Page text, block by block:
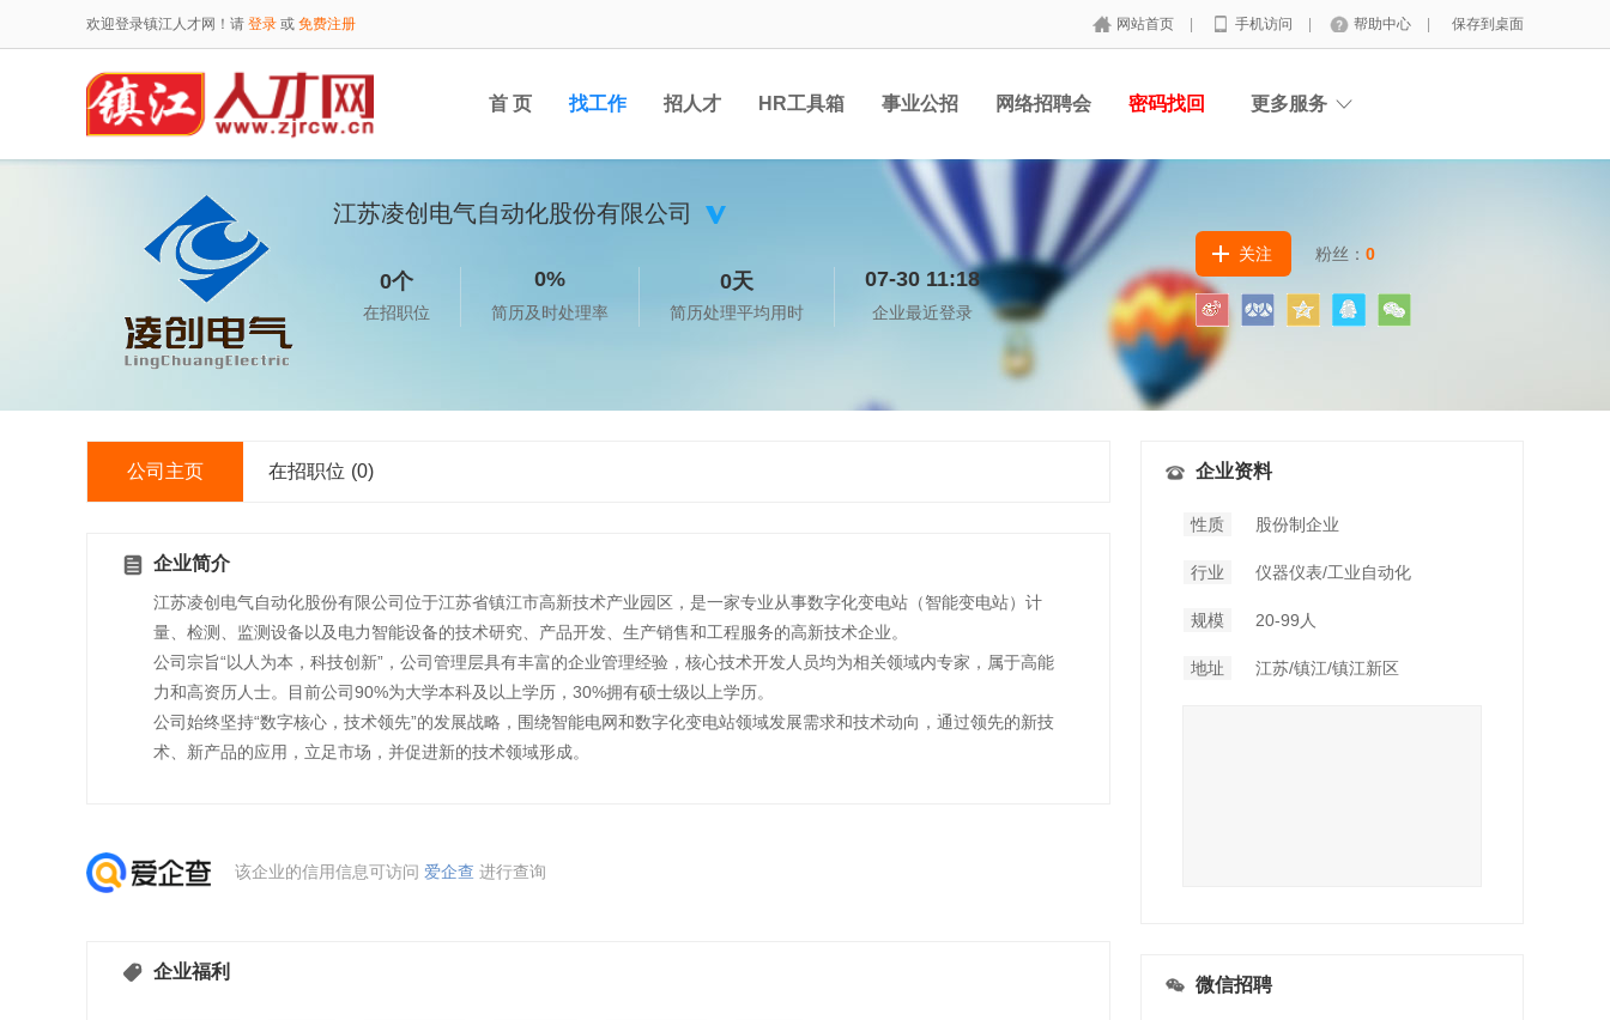
欢迎登录镇江人才网！请 登录 或 免费注册 网站首页 手机访问 帮助中心 保存到桌面
首 页 找工作 招人才 HR工具箱 事业公招 网络招聘会 密码找回 更多服务
江苏凌创电气自动化股份有限公司
0个
在招职位
0%
简历及时处理率
0天
简历处理平均用时
07-30 11:18
企业最近登录
关注 粉丝： 0
公司主页 在招职位 (0)
企业简介
江苏凌创电气自动化股份有限公司位于江苏省镇江市高新技术产业园区，是一家专业从事数字化变电站（智能变电站）计
量、检测、监测设备以及电力智能设备的技术研究、产品开发、生产销售和工程服务的高新技术企业。
公司宗旨“以人为本，科技创新”，公司管理层具有丰富的企业管理经验，核心技术开发人员均为相关领域内专家，属于高能
力和高资历人士。目前公司90%为大学本科及以上学历，30%拥有硕士级以上学历。
公司始终坚持“数字核心，技术领先”的发展战略，围绕智能电网和数字化变电站领域发展需求和技术动向，通过领先的新技
术、新产品的应用，立足市场，并促进新的技术领域形成。
该企业的信用信息可访问 爱企查 进行查询
企业福利
企业资料
性质 股份制企业
行业 仪器仪表/工业自动化
规模 20-99人
地址 江苏/镇江/镇江新区
微信招聘